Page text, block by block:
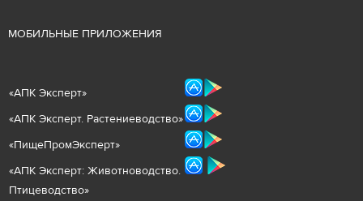
МОБИЛЬНЫЕ ПРИЛОЖЕНИЯ
«АПК Эксперт»
«АПК Эксперт. Растениеводство»
«ПищеПромЭксперт»
«АПК Эксперт: Животноводство.
Птицеводство»